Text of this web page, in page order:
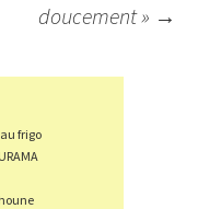
doucement » →
frigo